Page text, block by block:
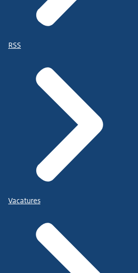
RSS
Vacatures